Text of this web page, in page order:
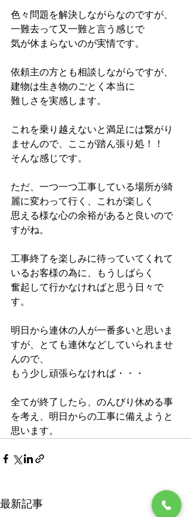
色々問題を解決しながらなのですが、
一難去って又一難と言う感じで
気が休まらないのが実情です。
依頼主の方とも相談しながらですが、
建物は生き物のごとく本当に
難しさを実感します。
これを乗り越えないと満足には繋がり
ませんので、ここが踏ん張り処！！
そんな感じです。
ただ、一つ一つ工事している場所が綺
麗に変わって行く、これが楽しく
思える様な心の余裕があると良いので
すがね。
工事終了を楽しみに待っていてくれて
いるお客様の為に、もうしばらく
奮起して行かなければと思う日々で
す。
明日から連休の人が一番多いと思いま
すが、とても連休などしていられませ
んので、
もう少し頑張らなければ・・・
全てが終了したら、のんびり休める事
を考え、明日からの工事に備えようと
思います。
最新記事